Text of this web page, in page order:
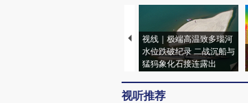
视线｜极端高温致多瑙河
水位跌破纪录 二战沉船与
猛犸象化石接连露出
视听推荐